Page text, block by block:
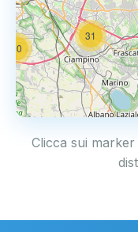
20
31
Clicca sui